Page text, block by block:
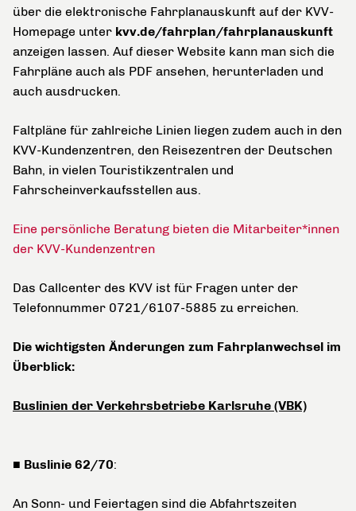
über die elektronische Fahrplanauskunft auf der KVV-
Homepage unter kvv.de/fahrplan/fahrplanauskunft
anzeigen lassen. Auf dieser Website kann man sich die
Fahrpläne auch als PDF ansehen, herunterladen und
auch ausdrucken.
Faltpläne für zahlreiche Linien liegen zudem auch in den
KVV-Kundenzentren, den Reisezentren der Deutschen
Bahn, in vielen Touristikzentralen und
Fahrscheinverkaufsstellen aus.
Eine persönliche Beratung bieten die Mitarbeiter*innen
der KVV-Kundenzentren
Das Callcenter des KVV ist für Fragen unter der
Telefonnummer 0721/6107-5885 zu erreichen.
Die wichtigsten Änderungen zum Fahrplanwechsel im
Überblick:
Buslinien der Verkehrsbetriebe Karlsruhe (VBK)
■ Buslinie 62/70:
An Sonn- und Feiertagen sind die Abfahrtszeiten